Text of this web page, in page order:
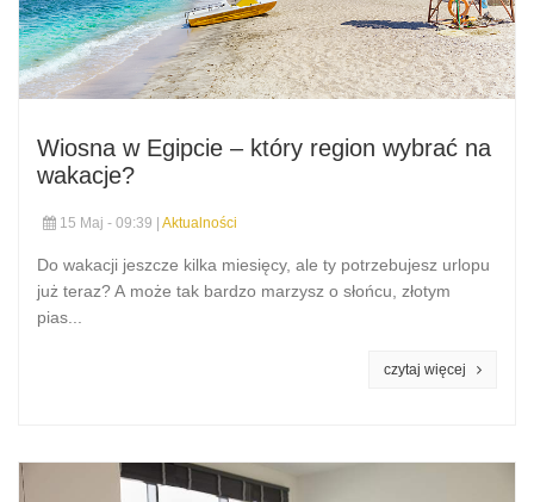
Wiosna w Egipcie – który region wybrać na
wakacje?
15 Maj - 09:39 | Aktualności
Do wakacji jeszcze kilka miesięcy, ale ty potrzebujesz urlopu
już teraz? A może tak bardzo marzysz o słońcu, złotym
pias...